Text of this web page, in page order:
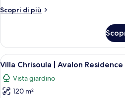
Avalon
Scopri di più
Altri
Double
Room
|
Avalon
Residence
Apri
tutte
le
foto
Un
18
Villa Chrisoula | Avalon Residence
Vista giardino
120 m²